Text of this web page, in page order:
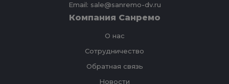
Email: sale@sanremo-dv.ru
Компания Санремо
О нас
Сотрудничество
Обратная связь
Новости